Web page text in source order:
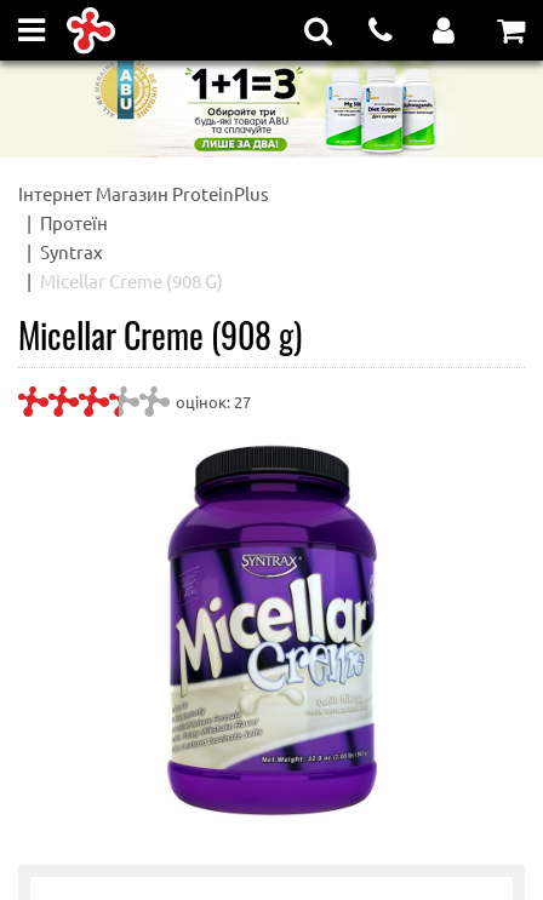
Інтернет Магазин ProteinPlus
Протеїн
Syntrax
Micellar Creme (908 G)
Micellar Creme (908 g)
оцінок: 27